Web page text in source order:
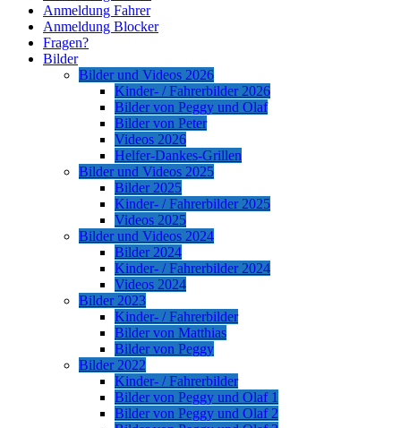
Anmeldung Fahrer
Anmeldung Blocker
Fragen?
Bilder
Bilder und Videos 2026
Kinder- / Fahrerbilder 2026
Bilder von Peggy und Olaf
Bilder von Peter
Videos 2026
Helfer-Dankes-Grillen
Bilder und Videos 2025
Bilder 2025
Kinder- / Fahrerbilder 2025
Videos 2025
Bilder und Videos 2024
Bilder 2024
Kinder- / Fahrerbilder 2024
Videos 2024
Bilder 2023
Kinder- / Fahrerbilder
Bilder von Matthias
Bilder von Peggy
Bilder 2022
Kinder- / Fahrerbilder
Bilder von Peggy und Olaf 1
Bilder von Peggy und Olaf 2